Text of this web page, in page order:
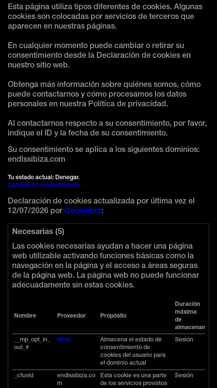
Esta página utiliza tipos diferentes de cookies. Algunas
cookies son colocadas por servicios de terceros que
aparecen en nuestras páginas.
En cualquier momento puede cambiar o retirar su
consentimiento desde la Declaración de cookies en
nuestro sitio web.
Obtenga más información sobre quiénes somos, cómo
puede contactarnos y cómo procesamos los datos
personales en nuestra Política de privacidad.
Al contactarnos respecto a su consentimiento, por favor,
indique el ID y la fecha de su consentimiento.
Su consentimiento se aplica a los siguientes dominios:
endlssibiza.com
Tu estado actual: Denegar.
Cambiar tu consentimiento
Declaración de cookies actualizada por última vez el
12/07/2026 por Cookiebot:
Necesarias (5)
Las cookies necesarias ayudan a hacer una página
web utilizable activando funciones básicas como la
navegación en la página y el acceso a áreas seguras
de la página web. La página web no puede funcionar
adecuadamente sin estas cookies.
Nombre Proveedor Propósito
Duración
máxima
de
__mp_opt_in_
out_#
Mirai
Almacena el estado de
consentimiento de
cookies del usuario para
el dominio actual
Sesión
_cfuvid
endlssibiza.co
m
Esta cookie es una parte
de los servicios provistos
Sesión